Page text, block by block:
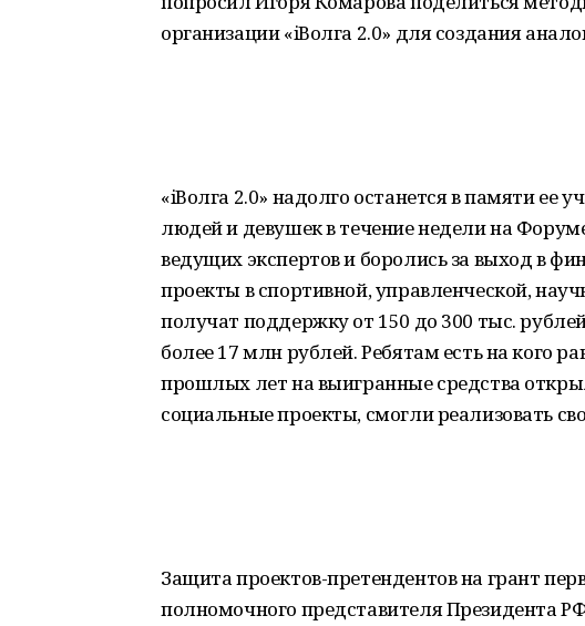
организации «iВолга 2.0» для создания
«iВолга 2.0» надолго останется в памяти ее
людей и девушек в течение недели на
ведущих экспертов и боролись за выход в
проекты в спортивной, управленческой,
получат поддержку от 150 до 300 тыс.
более 17 млн рублей. Ребятам есть на кого
прошлых лет на выигранные средства
социальные проекты, смогли реализовать
Защита проектов-претендентов на грант
полномочного представителя Президента